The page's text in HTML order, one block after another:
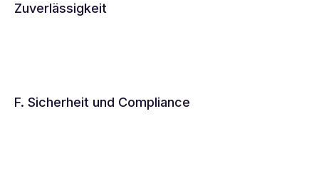
Zuverlässigkeit
F. Sicherheit und Compliance